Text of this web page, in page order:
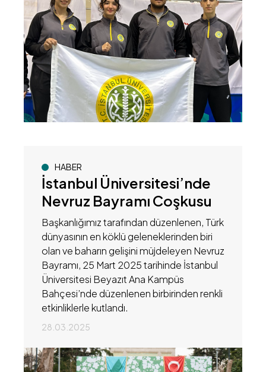
HABER
İstanbul Üniversitesi’nde
Nevruz Bayramı Coşkusu
Başkanlığımız tarafından düzenlenen, Türk
dünyasının en köklü geleneklerinden biri
olan ve baharın gelişini müjdeleyen Nevruz
Bayramı, 25 Mart 2025 tarihinde İstanbul
Üniversitesi Beyazıt Ana Kampüs
Bahçesi’nde düzenlenen birbirinden renkli
etkinliklerle kutlandı.
28.03.2025